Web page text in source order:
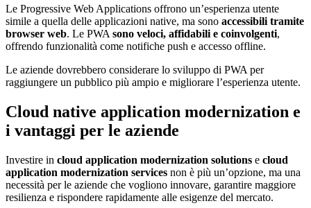
Le Progressive Web Applications offrono un’esperienza utente
simile a quella delle applicazioni native, ma sono accessibili tramite
browser web. Le PWA sono veloci, affidabili e coinvolgenti,
offrendo funzionalità come notifiche push e accesso offline.
Le aziende dovrebbero considerare lo sviluppo di PWA per
raggiungere un pubblico più ampio e migliorare l’esperienza utente.
Cloud native application modernization e
i vantaggi per le aziende
Investire in cloud application modernization solutions e cloud
application modernization services non è più un’opzione, ma una
necessità per le aziende che vogliono innovare, garantire maggiore
resilienza e rispondere rapidamente alle esigenze del mercato.